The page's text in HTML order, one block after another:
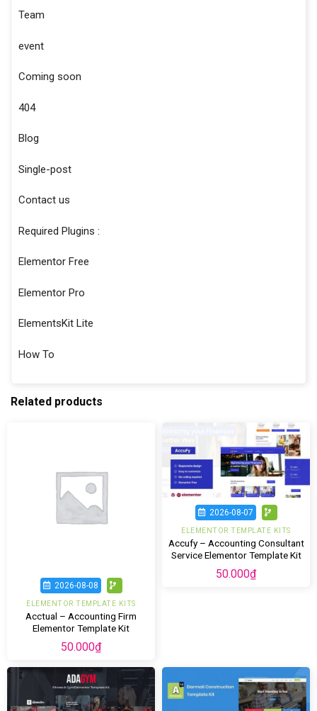
Team
event
Coming soon
404
Blog
Single-post
Contact us
Required Plugins :
Elementor Free
Elementor Pro
ElementsKit Lite
How To
Related products
2026-08-08
ELEMENTOR TEMPLATE KITS
Acctual – Accounting Firm
Elementor Template Kit
50.000₫
2026-08-07
ELEMENTOR TEMPLATE KITS
Accufy – Accounting Consultant
Service Elementor Template Kit
50.000₫